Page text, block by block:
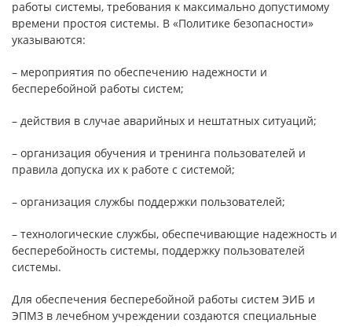
работы системы, требования к максимально допустимому
времени простоя системы. В «Политике безопасности»
указываются:
– мероприятия по обеспечению надежности и
бесперебойной работы систем;
– действия в случае аварийных и нештатных ситуаций;
– организация обучения и тренинга пользователей и
правила допуска их к работе с системой;
– организация службы поддержки пользователей;
– технологические службы, обеспечивающие надежность и
бесперебойность системы, поддержку пользователей
системы.
Для обеспечения бесперебойной работы систем ЭИБ и
ЭПМЗ в лечебном учреждении создаются специальные